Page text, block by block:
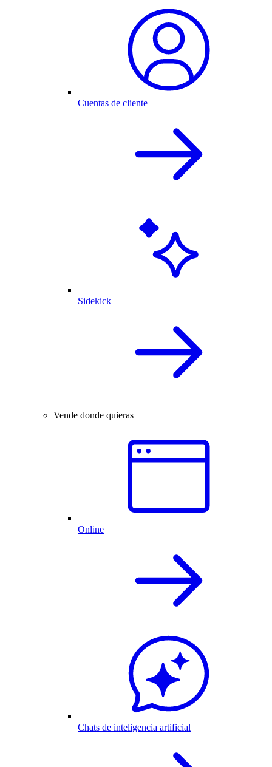
Cuentas de cliente
Sidekick
Vende donde quieras
Online
Chats de inteligencia artificial